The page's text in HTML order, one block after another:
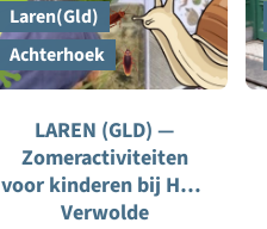
Laren(Gld)
Achterhoek
LAREN (GLD) —
Zomeractiviteiten
voor kinderen bij Huis
Verwolde